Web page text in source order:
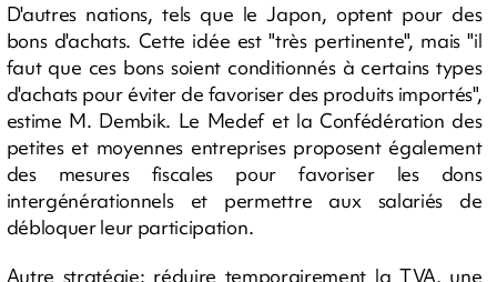
D'autres nations, tels que le Japon, optent pour des
bons d'achats. Cette idée est "très pertinente", mais "il
faut que ces bons soient conditionnés à certains types
d'achats pour éviter de favoriser des produits importés",
estime M. Dembik. Le Medef et la Confédération des
petites et moyennes entreprises proposent également
des mesures fiscales pour favoriser les dons
intergénérationnels et permettre aux salariés de
débloquer leur participation.
Autre stratégie: réduire temporairement la TVA, une